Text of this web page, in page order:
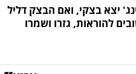
יצא בצקי, ואם הבצק דליל
להוראות, גזרו ושמרו